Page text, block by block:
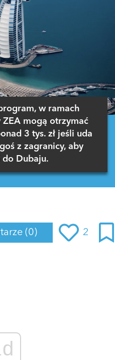
w ramach
ZEA mogą otrzymać
3 tys. zł jeśli uda
z zagranicy, aby
do Dubaju.
(0) 2